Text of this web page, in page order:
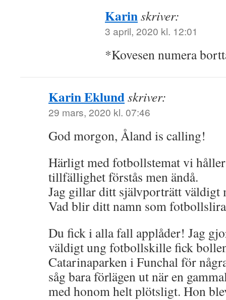
Karinskriver:
3 april, 2020 kl. 12:01
*Kovesen numera
Karin Eklundskriver:
29 mars, 2020 kl. 07:46
God morgon, Åland is calling!
Härligt med fotbollstemat vi
tillfällighet förstås men ändå.
Jag gillar ditt självporträtt väldigt
Vad blir ditt namn som
Du fick i alla fall applåder! Jag
väldigt ung fotbollskille fick
Catarinaparken i Funchal för
såg bara förlägen ut när en
med honom helt plötsligt. Hon